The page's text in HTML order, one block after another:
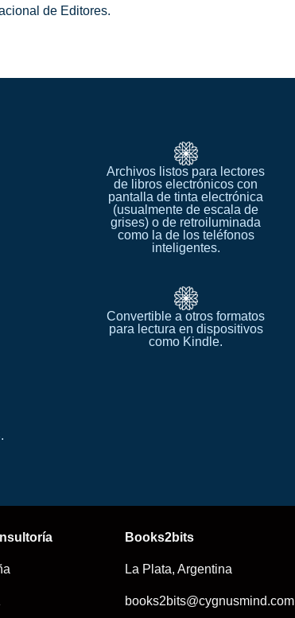
de Editores.
Archivos listos para lectores
de libros electrónicos con
pantalla de tinta electrónica
(usualmente de escala de
grises) o de retroiluminada
como la de los teléfonos
inteligentes.​
Convertible a otros formatos
para lectura en dispositivos
como Kindle.​
Books2bits​
La Plata, Argentina
books2bits@cygnusmind.com